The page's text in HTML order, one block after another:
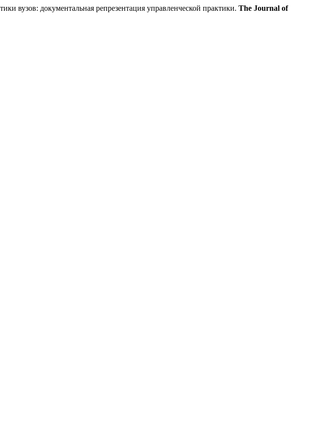
вузов: документальная репрезентация управленческой практики. The Journal of